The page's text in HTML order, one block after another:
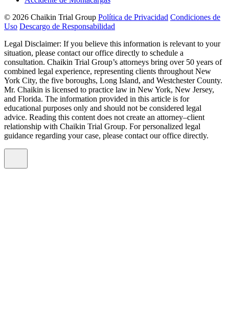
© 2026 Chaikin Trial Group Política de Privacidad Condiciones de
Uso Descargo de Responsabilidad
Legal Disclaimer: If you believe this information is relevant to your
situation, please contact our office directly to schedule a
consultation. Chaikin Trial Group’s attorneys bring over 50 years of
combined legal experience, representing clients throughout New
York City, the five boroughs, Long Island, and Westchester County.
Mr. Chaikin is licensed to practice law in New York, New Jersey,
and Florida. The information provided in this article is for
educational purposes only and should not be considered legal
advice. Reading this content does not create an attorney–client
relationship with Chaikin Trial Group. For personalized legal
guidance regarding your case, please contact our office directly.